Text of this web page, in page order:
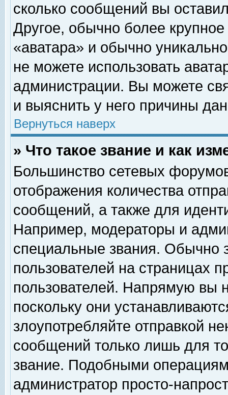
сколько сообщений вы
Другое, обычно более
«аватара» и обычно
не можете использовать
администрации. Вы можете
и выяснить у него причины
Вернуться наверх
» Что такое звание и как
Большинство сетевых
отображения количества
сообщений, а также для
Например, модераторы и
специальные звания. Обычно
пользователей на страницах
пользователей. Напрямую вы
поскольку они
злоупотребляйте отправкой
сообщений только лишь для
звание. Подобными
администратор просто-